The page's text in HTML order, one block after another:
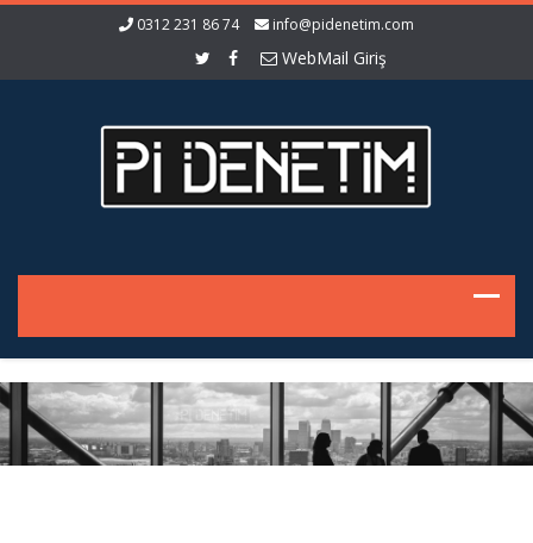
0312 231 86 74 info@pidenetim.com
WebMail Giriş